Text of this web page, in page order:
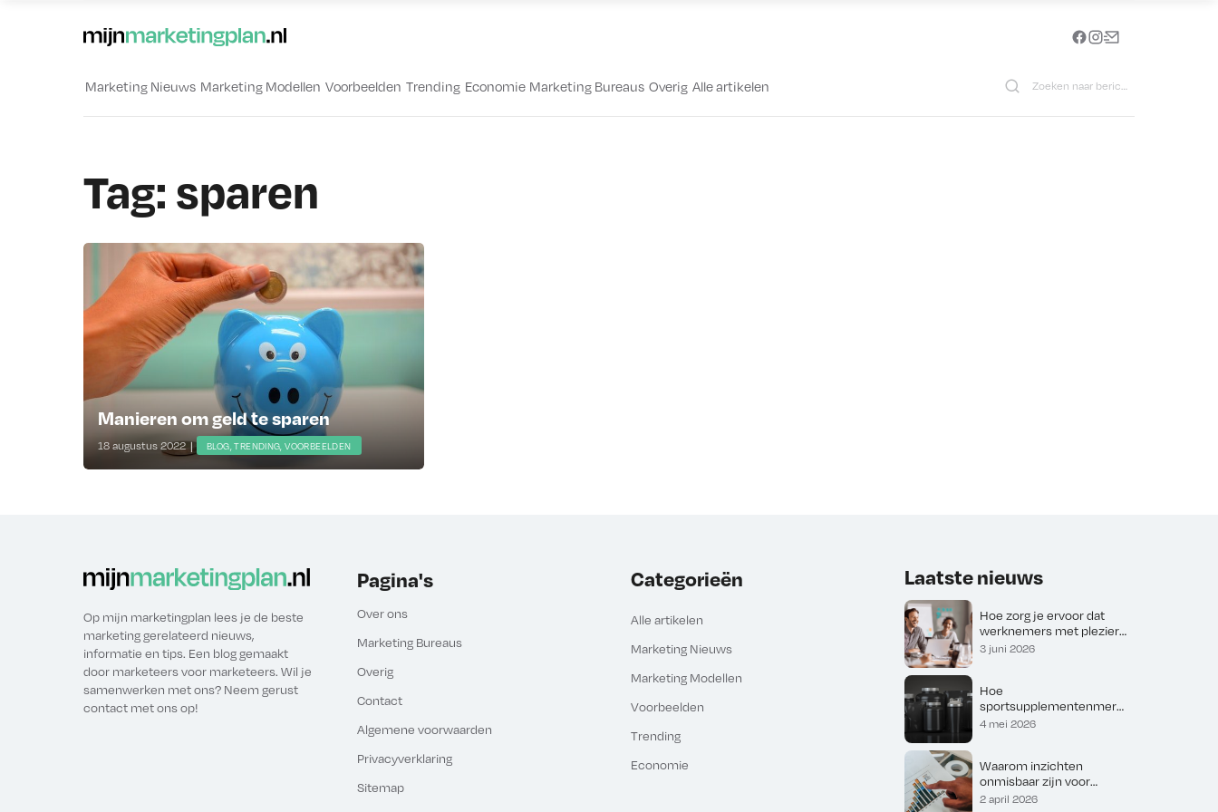
Marketing Nieuws Marketing Modellen Voorbeelden Trending Economie Marketing Bureaus Overig Alle artikelen
Tag: sparen
Manieren om geld te sparen
18 augustus 2022 | BLOG, TRENDING, VOORBEELDEN
Op mijn marketingplan lees je de beste
marketing gerelateerd nieuws,
informatie en tips. Een blog gemaakt
door marketeers voor marketeers. Wil je
samenwerken met ons? Neem gerust
contact met ons op!
Pagina's
Over ons
Marketing Bureaus
Overig
Contact
Algemene voorwaarden
Privacyverklaring
Sitemap
Categorieën
Alle artikelen
Marketing Nieuws
Marketing Modellen
Voorbeelden
Trending
Economie
Laatste nieuws
Hoe zorg je ervoor dat
werknemers met plezier
naar werk komen
3 juni 2026
Hoe
sportsupplementenmerk
en vertrouwen opbouwen
4 mei 2026
Waarom inzichten
onmisbaar zijn voor
digitale groei
2 april 2026